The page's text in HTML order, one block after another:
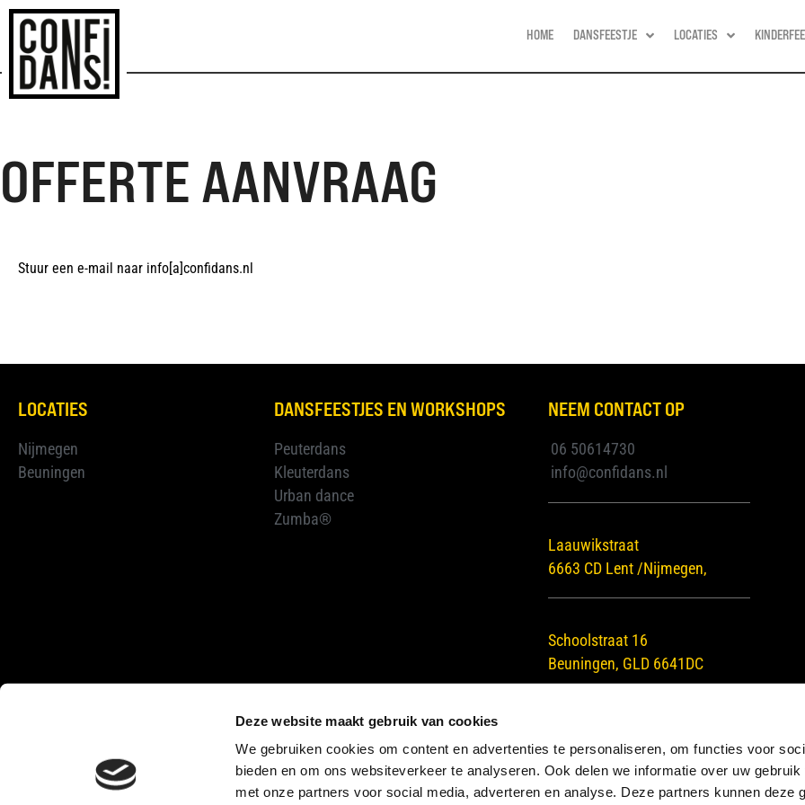
Deze website maakt gebruik van cookies
We gebruiken cookies om content en advertenties te personaliseren, om functies voor
bieden en om ons websiteverkeer te analyseren. Ook delen we informatie over uw
met onze partners voor social media, adverteren en analyse. Deze partners kunnen deze
HOME DANSFEESTJE LOCATIES
OFFERTE AANVRAAG
Stuur een e-mail naar info[a]confidans.nl
LOCATIES
Nijmegen
Beuningen
DANSFEESTJES EN WORKSHOPS
Peuterdans
Kleuterdans
Urban dance
Zumba®
NEEM CONTACT OP
06 50614730
info@confidans.nl
Laauwikstraat
6663 CD Lent /Nijmegen,
Schoolstraat 16
Beuningen, GLD 6641DC
E-DEPENDENCE